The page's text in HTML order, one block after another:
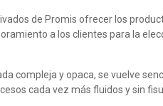
de Promis ofrecer los
a los clientes para la
compleja y opaca, se vuelve
cada vez más fluidos y sin